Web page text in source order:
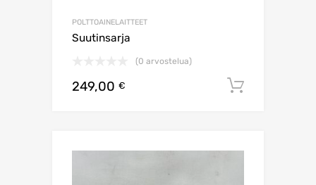
POLTTOAINELAITTEET
Suutinsarja
(0 arvostelua)
249,00 €